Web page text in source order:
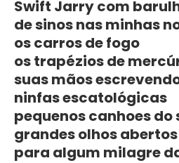
Swift Jarry com
de sinos nas minhas
os carros de fogo
os trapézios de
suas mãos
ninfas escatológicas
pequenos canhoes do
grandes olhos abertos
para algum milagre